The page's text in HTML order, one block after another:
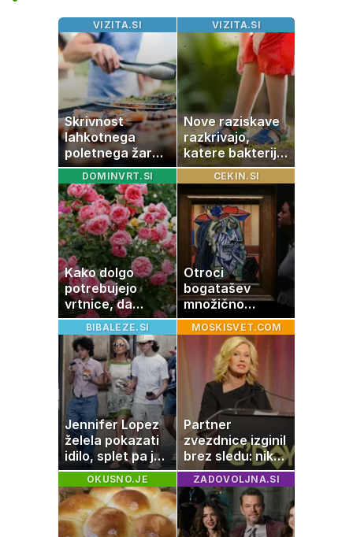
VIZITA.SI
Skrivnost
lahkotnega
poletnega žara,
po katerem ne
boste
potrebovali
popoldanskega
spanca
VIZITA.SI
Nove raziskave
razkrivajo,
katere bakterije
na koži privlačijo
komarje
DOMINVRT.SI
Kako dolgo
potrebujejo
vrtnice, da
zrastejo? Vse o
rasti, cvetenju in
negi vrtnic
CEKIN.SI
Otroci
bogatašev
množično
prodajajo
družinske
zbirke: raje imajo
denar kot
umetnine
BIBALEZE.SI
Jennifer Lopez
želela pokazati
idilo, splet pa je
razburila ena
stvar
MOSKISVET.COM
Partner
zvezdnice izginil
brez sledu: nikoli
ga niso našli,
nato je prišla še
ena tragedija
OKUSNO.JE ZADOVOLJNA.SI